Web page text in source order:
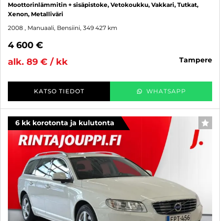
Moottorinlämmitin + sisäpistoke, Vetokoukku, Vakkari, Tutkat,
Xenon, Metalliväri
2008 , Manuaali, Bensiini, 349 427 km
4 600 €
alk. 89 € / kk
tampere
KATSO TIEDOT WHATSAPP
6 kk korotonta ja kulutonta